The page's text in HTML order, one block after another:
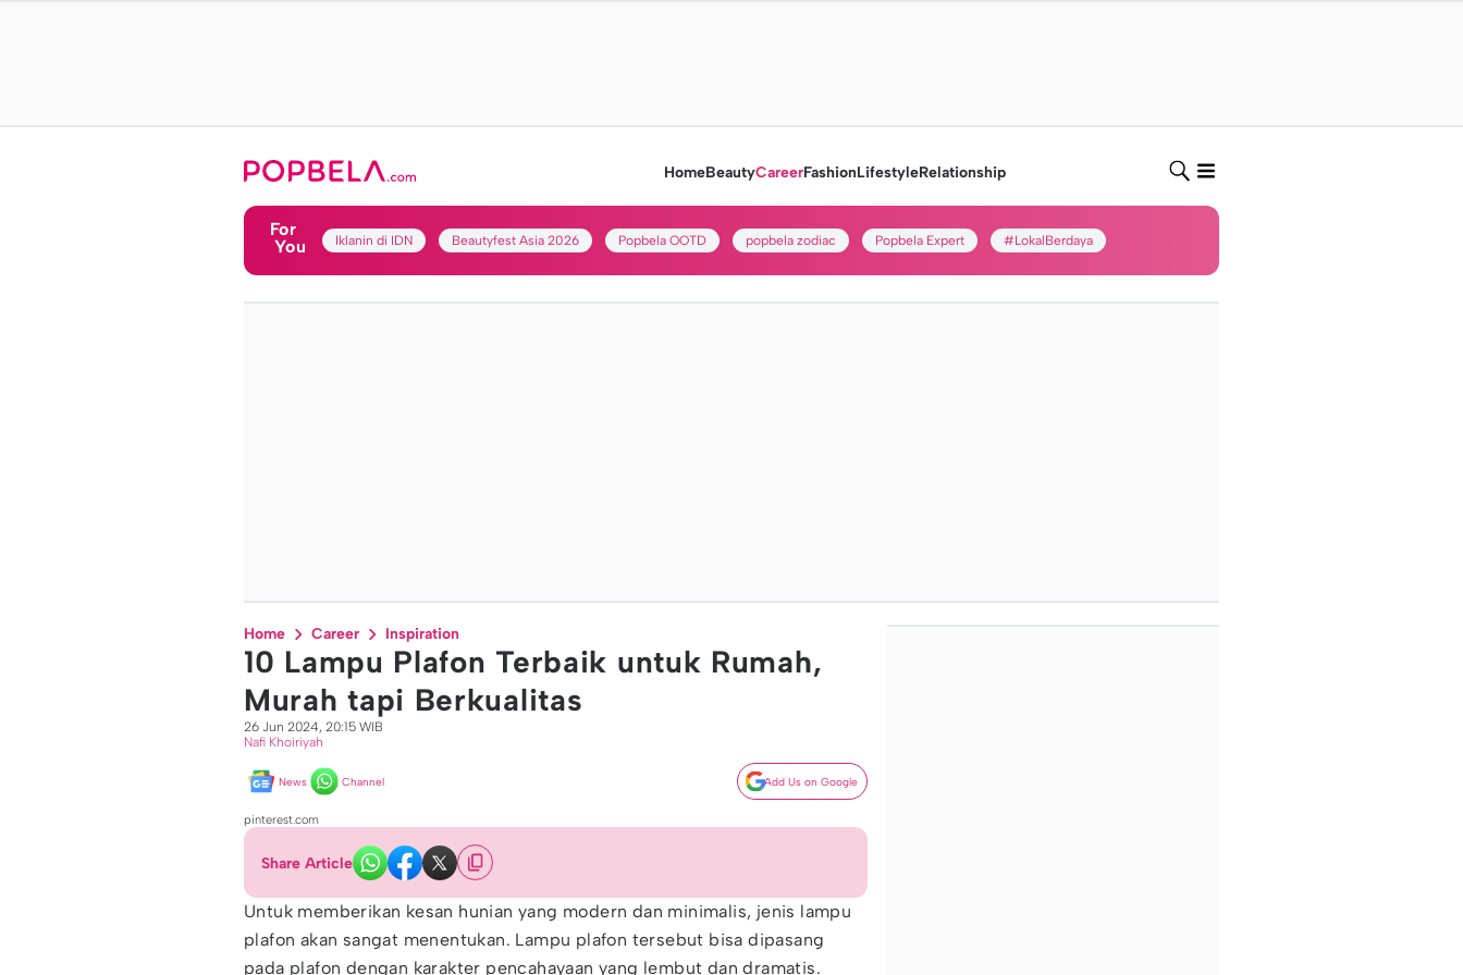
HomeBeautyCareerFashionLifestyleRelationship
For
You
Iklanin di IDN Beautyfest Asia 2026 Popbela OOTD popbela zodiac Popbela Expert #LokalBerdaya
Home Career Inspiration
10 Lampu Plafon Terbaik untuk Rumah,
Murah tapi Berkualitas
26 Jun 2024, 20:15 WIB
Nafi Khoiriyah
News Channel Add Us on Google
pinterest.com
Share Article
Untuk memberikan kesan hunian yang modern dan minimalis, jenis lampu
plafon akan sangat menentukan. Lampu plafon tersebut bisa dipasang
pada plafon dengan karakter pencahayaan yang lembut dan dramatis.